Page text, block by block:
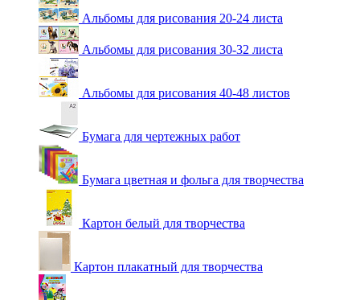
Альбомы для рисования 20-24 листа
Альбомы для рисования 30-32 листа
Альбомы для рисования 40-48 листов
Бумага для чертежных работ
Бумага цветная и фольга для творчества
Картон белый для творчества
Картон плакатный для творчества